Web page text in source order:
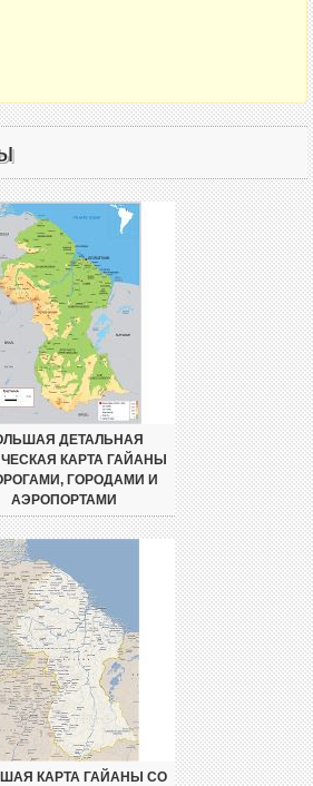
ДЕТАЛЬНАЯ
КАРТА ГАЙАНЫ
ГОРОДАМИ И
АЭРОПОРТАМИ
КАРТА ГАЙАНЫ СО